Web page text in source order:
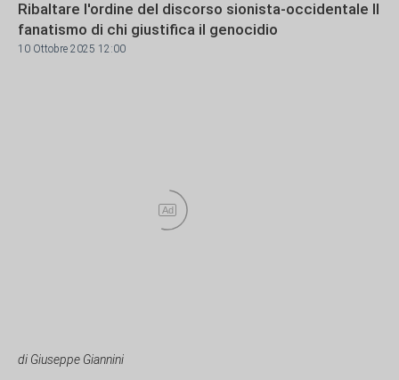
Ribaltare l'ordine del discorso sionista-occidentale Il
fanatismo di chi giustifica il genocidio
10 Ottobre 2025 12:00
Ad
di Giuseppe Giannini